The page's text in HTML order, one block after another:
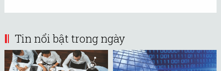
Tin nổi bật trong ngày